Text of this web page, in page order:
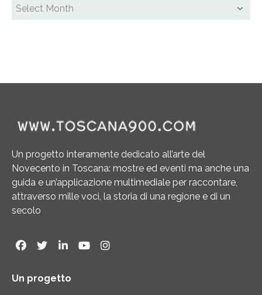
Un progetto interamente dedicato all’arte del
Novecento in Toscana: mostre ed eventi ma anche una
guida e un’applicazione multimediale per raccontare,
attraverso mille voci, la storia di una regione e di un
secolo
Un progetto